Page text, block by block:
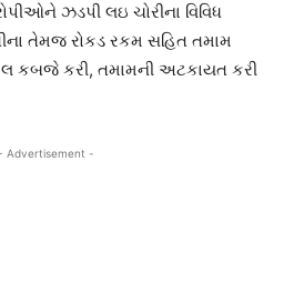
ઝડપી લઇ ચોરીના વિવિધ
તેમજ રોકડ રકમ સહિત તમામ
કબજે કરી, તમામની અટકાયત કરી
Advertisement -